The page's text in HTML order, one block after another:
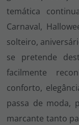
temática
Carnaval,
solteiro,
se pretende
facilmente
conforto,
passa de moda,
marcante tanto